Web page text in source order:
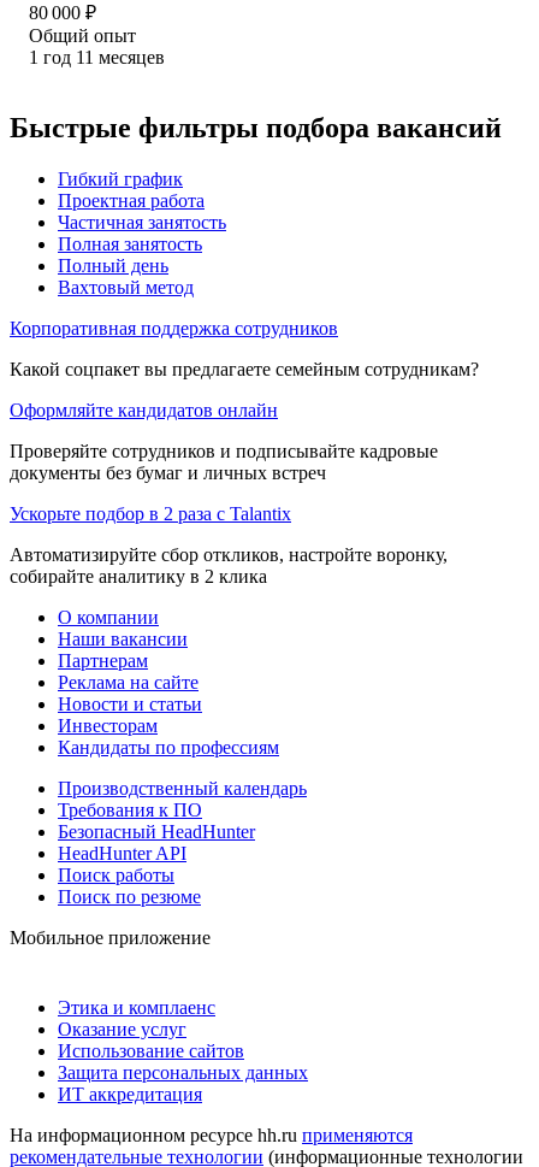
80 000 ₽
Общий опыт
1 год 11 месяцев
Быстрые фильтры подбора вакансий
Гибкий график
Проектная работа
Частичная занятость
Полная занятость
Полный день
Вахтовый метод
Корпоративная поддержка сотрудников
Какой соцпакет вы предлагаете семейным сотрудникам?
Оформляйте кандидатов онлайн
Проверяйте сотрудников и подписывайте кадровые
документы без бумаг и личных встреч
Ускорьте подбор в 2 раза с Talantix
Автоматизируйте сбор откликов, настройте воронку,
собирайте аналитику в 2 клика
О компании
Наши вакансии
Партнерам
Реклама на сайте
Новости и статьи
Инвесторам
Кандидаты по профессиям
Производственный календарь
Требования к ПО
Безопасный HeadHunter
HeadHunter API
Поиск работы
Поиск по резюме
Мобильное приложение
Этика и комплаенс
Оказание услуг
Использование сайтов
Защита персональных данных
ИТ аккредитация
На информационном ресурсе hh.ru применяются
рекомендательные технологии (информационные технологии